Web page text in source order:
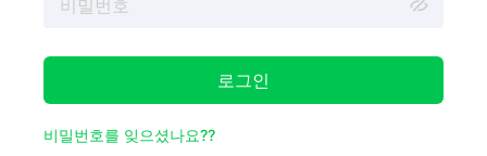
로그인
비밀번호를 잊으셨나요??